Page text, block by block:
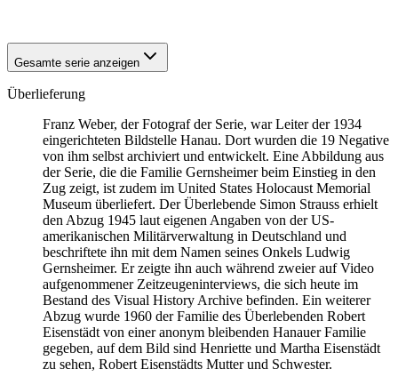
Gesamte serie anzeigen
Überlieferung
Franz Weber, der Fotograf der Serie, war Leiter der 1934
eingerichteten Bildstelle Hanau. Dort wurden die 19 Negative
von ihm selbst archiviert und entwickelt. Eine Abbildung aus
der Serie, die die Familie Gernsheimer beim Einstieg in den
Zug zeigt, ist zudem im United States Holocaust Memorial
Museum überliefert. Der Überlebende Simon Strauss erhielt
den Abzug 1945 laut eigenen Angaben von der US-
amerikanischen Militärverwaltung in Deutschland und
beschriftete ihn mit dem Namen seines Onkels Ludwig
Gernsheimer. Er zeigte ihn auch während zweier auf Video
aufgenommener Zeitzeugeninterviews, die sich heute im
Bestand des Visual History Archive befinden. Ein weiterer
Abzug wurde 1960 der Familie des Überlebenden Robert
Eisenstädt von einer anonym bleibenden Hanauer Familie
gegeben, auf dem Bild sind Henriette und Martha Eisenstädt
zu sehen, Robert Eisenstädts Mutter und Schwester.